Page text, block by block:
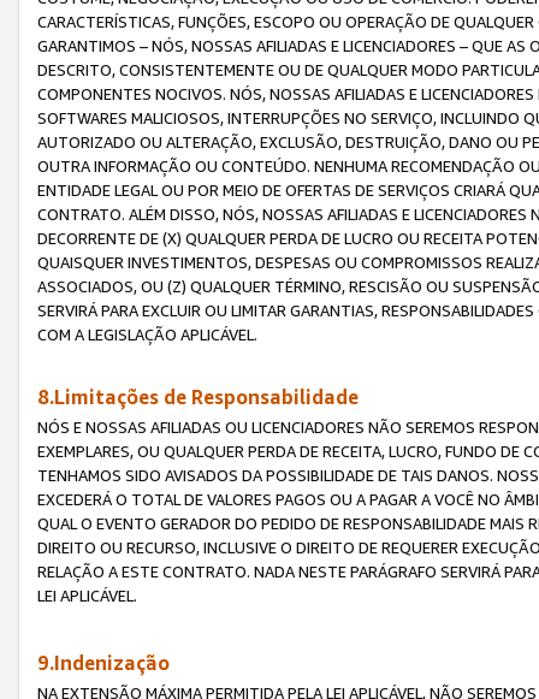
CARACTERÍSTICAS, FUNÇÕES, ESCOPO OU OPERAÇÃO DE
GARANTIMOS – NÓS, NOSSAS AFILIADAS E LICENCIADORES – QUE
DESCRITO, CONSISTENTEMENTE OU DE QUALQUER MODO
COMPONENTES NOCIVOS. NÓS, NOSSAS AFILIADAS E
SOFTWARES MALICIOSOS, INTERRUPÇÕES NO SERVIÇO, INCLUINDO
AUTORIZADO OU ALTERAÇÃO, EXCLUSÃO, DESTRUIÇÃO, DANO OU
OUTRA INFORMAÇÃO OU CONTEÚDO. NENHUMA RECOMENDAÇÃO
ENTIDADE LEGAL OU POR MEIO DE OFERTAS DE SERVIÇOS CRIARÁ
CONTRATO. ALÉM DISSO, NÓS, NOSSAS AFILIADAS E
DECORRENTE DE (X) QUALQUER PERDA DE LUCRO OU RECEITA
QUAISQUER INVESTIMENTOS, DESPESAS OU COMPROMISSOS
ASSOCIADOS, OU (Z) QUALQUER TÉRMINO, RESCISÃO OU
SERVIRÁ PARA EXCLUIR OU LIMITAR GARANTIAS,
COM A LEGISLAÇÃO APLICÁVEL.
8.Limitações de Responsabilidade
NÓS E NOSSAS AFILIADAS OU LICENCIADORES NÃO SEREMOS
EXEMPLARES, OU QUALQUER PERDA DE RECEITA, LUCRO, FUNDO
TENHAMOS SIDO AVISADOS DA POSSIBILIDADE DE TAIS DANOS.
EXCEDERÁ O TOTAL DE VALORES PAGOS OU A PAGAR A VOCÊ NO
QUAL O EVENTO GERADOR DO PEDIDO DE RESPONSABILIDADE
DIREITO OU RECURSO, INCLUSIVE O DIREITO DE REQUERER
RELAÇÃO A ESTE CONTRATO. NADA NESTE PARÁGRAFO SERVIRÁ
LEI APLICÁVEL.
9.Indenização
NA EXTENSÃO MÁXIMA PERMITIDA PELA LEI APLICÁVEL, NÃO